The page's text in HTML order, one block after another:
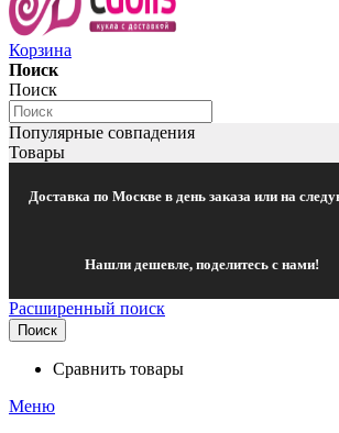
Корзина
Поиск
Поиск
Популярные совпадения
Товары
Доставка по Москве в день заказа или на
Нашли дешевле, поделитесь с нами!
Расширенный поиск
Поиск
Сравнить товары
Меню